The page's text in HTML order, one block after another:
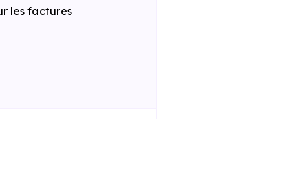
les factures